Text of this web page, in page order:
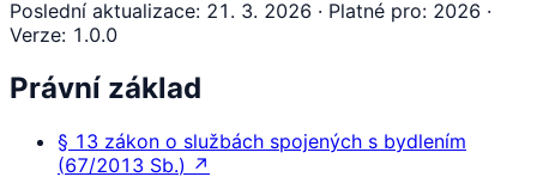
Poslední aktualizace: 21. 3. 2026 · Platné pro: 2026 ·
Verze: 1.0.0
Právní základ
§ 13 zákon o službách spojených s bydlením
(67/2013 Sb.) ↗